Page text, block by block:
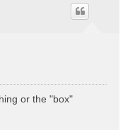
or the "box"